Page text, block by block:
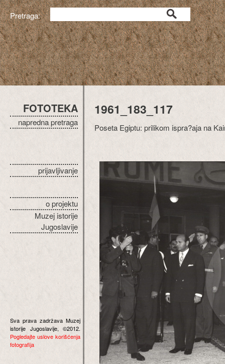
Pretraga:
FOTOTEKA
napredna pretraga
prijavljivanje
o projektu
Muzej istorije
Jugoslavije
Sva prava zadržava Muzej
istorije Jugoslavije, ©2012.
Pogledajte uslove korišćenja
fotografija
1961_183_117
Poseta Egiptu: prilikom ispra?aja na